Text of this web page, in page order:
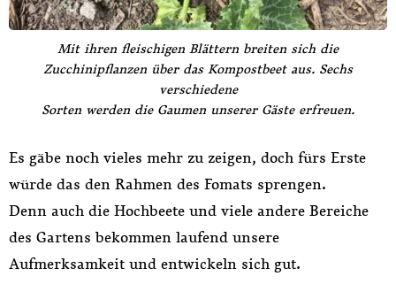
Mit ihren fleischigen Blättern breiten sich die
Zucchinipflanzen über das Kompostbeet aus. Sechs
verschiedene
Sorten werden die Gaumen unserer Gäste erfreuen.
Es gäbe noch vieles mehr zu zeigen, doch fürs Erste
würde das den Rahmen des Fomats sprengen.
Denn auch die Hochbeete und viele andere Bereiche
des Gartens bekommen laufend unsere
Aufmerksamkeit und entwickeln sich gut.